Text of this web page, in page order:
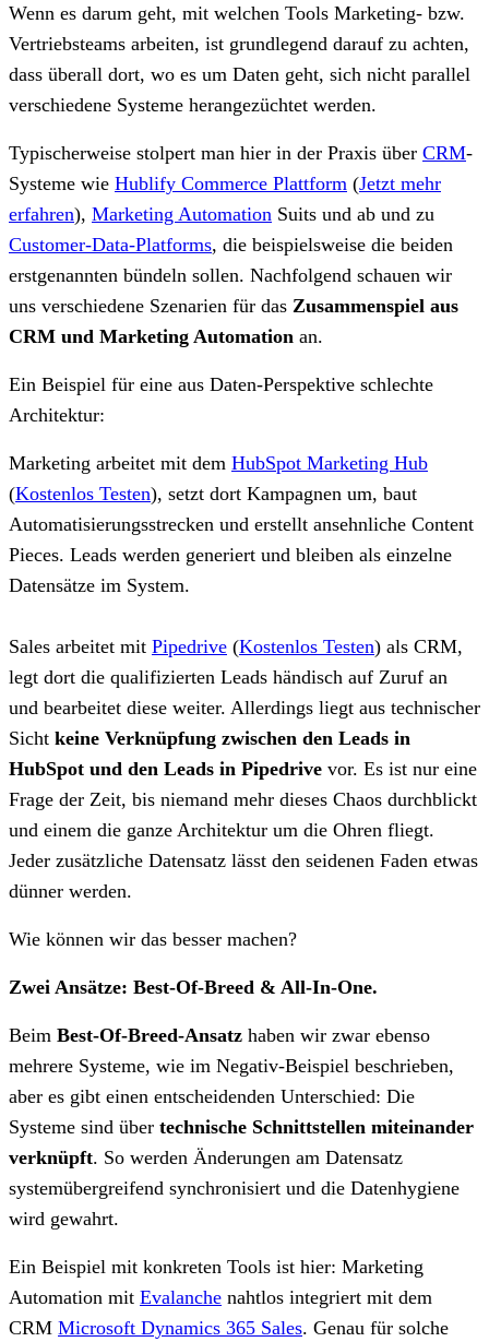
Wenn es darum geht, mit welchen Tools Marketing- bzw.
Vertriebsteams arbeiten, ist grundlegend darauf zu achten,
dass überall dort, wo es um Daten geht, sich nicht parallel
verschiedene Systeme herangezüchtet werden.
Typischerweise stolpert man hier in der Praxis über CRM-
Systeme wie Hublify Commerce Plattform (Jetzt mehr
erfahren), Marketing Automation Suits und ab und zu
Customer-Data-Platforms, die beispielsweise die beiden
erstgenannten bündeln sollen. Nachfolgend schauen wir
uns verschiedene Szenarien für das Zusammenspiel aus
CRM und Marketing Automation an.
Ein Beispiel für eine aus Daten-Perspektive schlechte
Architektur:
Marketing arbeitet mit dem HubSpot Marketing Hub
(Kostenlos Testen), setzt dort Kampagnen um, baut
Automatisierungsstrecken und erstellt ansehnliche Content
Pieces. Leads werden generiert und bleiben als einzelne
Datensätze im System.
Sales arbeitet mit Pipedrive (Kostenlos Testen) als CRM,
legt dort die qualifizierten Leads händisch auf Zuruf an
und bearbeitet diese weiter. Allerdings liegt aus technischer
Sicht keine Verknüpfung zwischen den Leads in
HubSpot und den Leads in Pipedrive vor. Es ist nur eine
Frage der Zeit, bis niemand mehr dieses Chaos durchblickt
und einem die ganze Architektur um die Ohren fliegt.
Jeder zusätzliche Datensatz lässt den seidenen Faden etwas
dünner werden.
Wie können wir das besser machen?
Zwei Ansätze: Best-Of-Breed & All-In-One.
Beim Best-Of-Breed-Ansatz haben wir zwar ebenso
mehrere Systeme, wie im Negativ-Beispiel beschrieben,
aber es gibt einen entscheidenden Unterschied: Die
Systeme sind über technische Schnittstellen miteinander
verknüpft. So werden Änderungen am Datensatz
systemübergreifend synchronisiert und die Datenhygiene
wird gewahrt.
Ein Beispiel mit konkreten Tools ist hier: Marketing
Automation mit Evalanche nahtlos integriert mit dem
CRM Microsoft Dynamics 365 Sales. Genau für solche